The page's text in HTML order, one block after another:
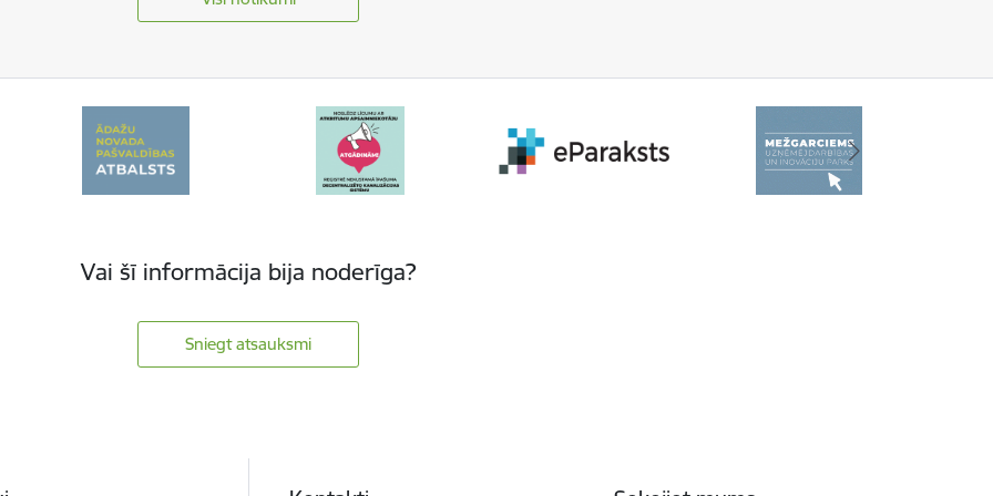
Vai šī informācija bija noderīga?
Sniegt atsauksmi